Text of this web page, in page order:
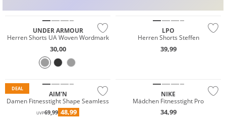
SCHUHE TOPS
UNDER ARMOUR
Herren Shorts UA Woven Wordmark
30,00
LPO
Herren Shorts Steffen
39,99
DEAL
AIM'N
Damen Fitnesstight Shape Seamless
UVP69,99 48,99
NIKE
Mädchen Fitnesstight Pro
34,99
NEU